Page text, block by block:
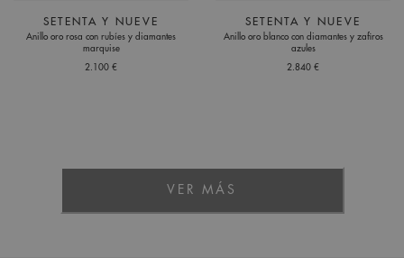
SETENTA Y NUEVE
Anillo oro rosa con rubíes y diamantes
marquise
2.100 €
SETENTA Y NUEVE
Anillo oro blanco con diamantes y zafiros
azules
2.840 €
VER MÁS